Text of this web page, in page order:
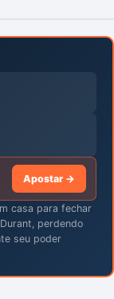
Apostar →
casa para fechar
perdendo
seu poder